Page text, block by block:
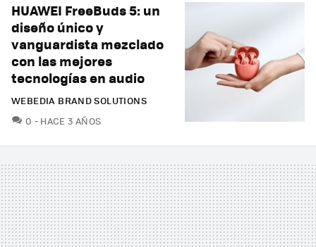
HUAWEI FreeBuds 5: un
diseño único y
vanguardista mezclado
con las mejores
tecnologías en audio
WEBEDIA BRAND SOLUTIONS
0 COMENTARIOS
HACE 3 AÑOS